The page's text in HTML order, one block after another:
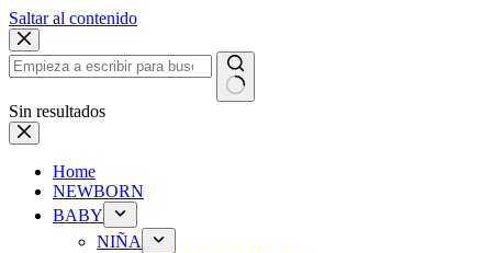
Saltar al contenido
Sin resultados
Home
NEWBORN
BABY
NIÑA